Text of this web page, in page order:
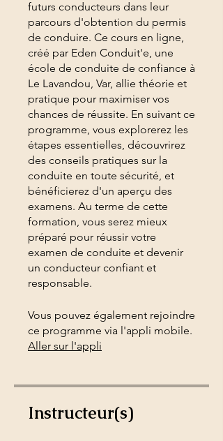
futurs conducteurs dans leur
parcours d'obtention du permis
de conduire. Ce cours en ligne,
créé par Eden Conduit'e, une
école de conduite de confiance à
Le Lavandou, Var, allie théorie et
pratique pour maximiser vos
chances de réussite. En suivant ce
programme, vous explorerez les
étapes essentielles, découvrirez
des conseils pratiques sur la
conduite en toute sécurité, et
bénéficierez d'un aperçu des
examens. Au terme de cette
formation, vous serez mieux
préparé pour réussir votre
examen de conduite et devenir
un conducteur confiant et
responsable.
Vous pouvez également rejoindre
ce programme via l'appli mobile.
Aller sur l'appli
Instructeur(s)